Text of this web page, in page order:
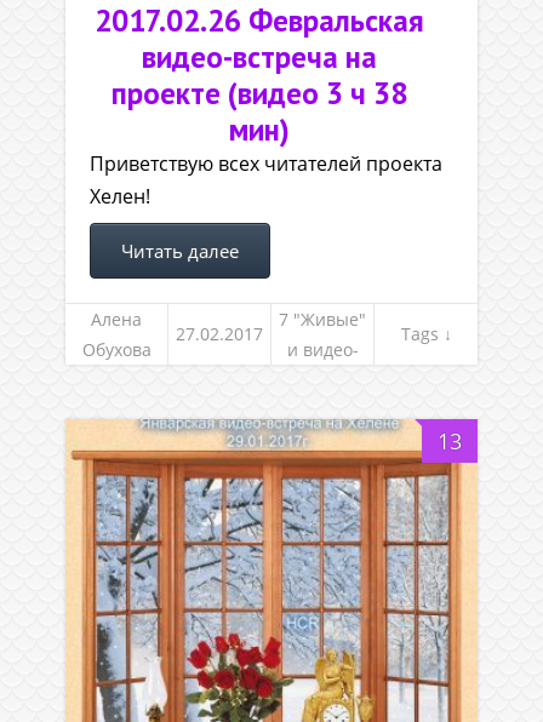
2017.02.26 Февральская
видео-встреча на
проекте (видео 3 ч 38
мин)
Приветствую всех читателей проекта
Хелен!
Читать далее
Алена
Обухова
27.02.2017
7 "Живые"
и видео-
Tags ↓
13